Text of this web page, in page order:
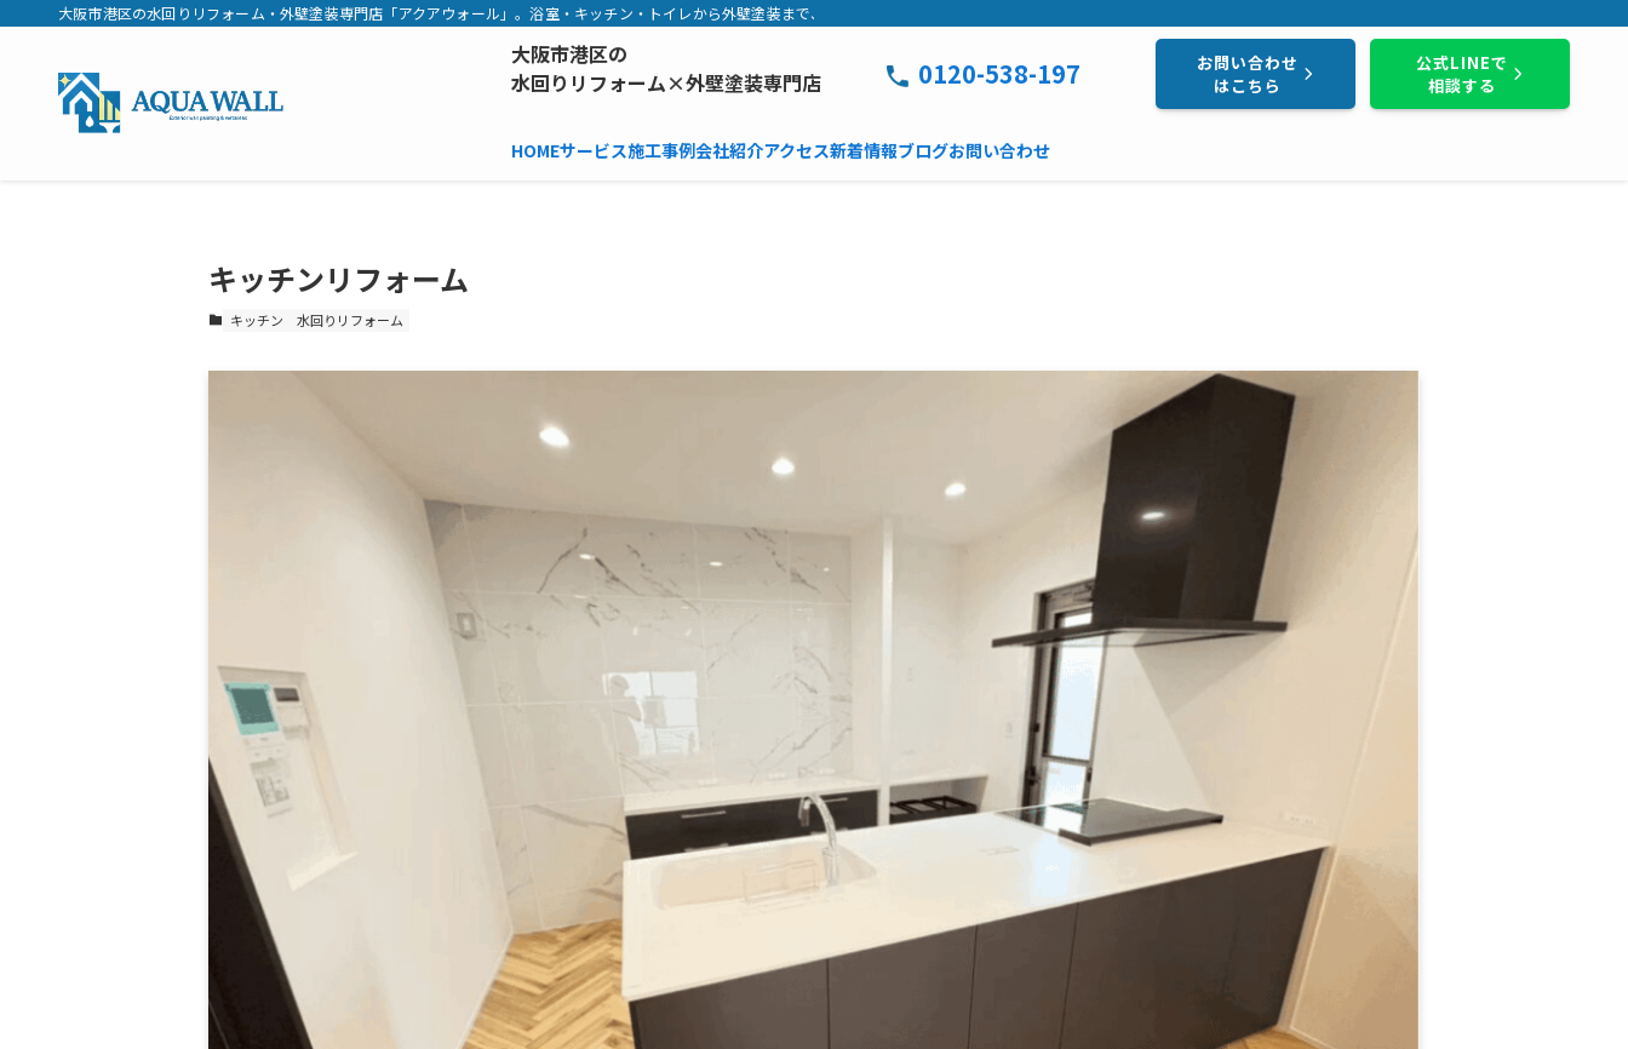
大阪市港区の水回りリフォーム・外壁塗装専門店「アクアウォール」。浴室・キッチン・トイレから外壁塗装まで、工事中は毎日写真でご報告。追加費用なし・地域密着で実績800件以上。まずはお気軽にご相談ください。
大阪市港区の
水回りリフォーム×外壁塗装専門店
0120-538-197
お問い合わせ
はこちら
公式LINEで
相談する
HOMEサービス施工事例会社紹介アクセス新着情報ブログお問い合わせ
キッチンリフォーム
キッチン 水回りリフォーム